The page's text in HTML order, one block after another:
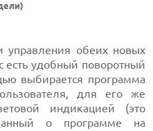
обеих новых
есть удобный поворотный
выбирается программа
для его же
индикацией (это
о программе на